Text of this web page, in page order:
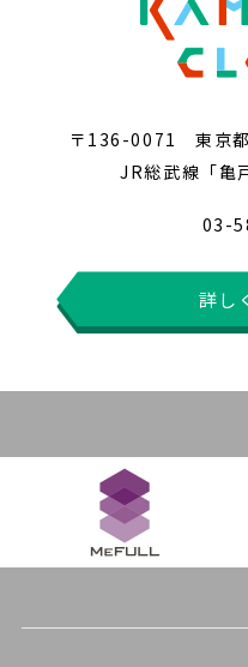
〒136-0071 東京都
JR総武線「
03-
詳し